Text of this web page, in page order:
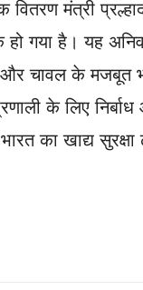
वितरण मंत्री
गया है। यह
और चावल के मजबूत
के लिए निर्बाध
का खाद्य सुरक्षा